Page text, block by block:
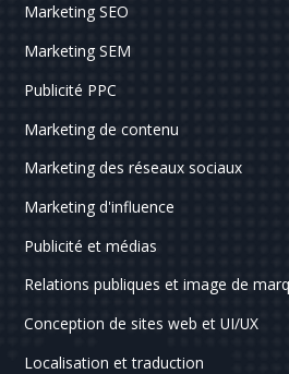
Marketing SEO
Marketing SEM
Publicité PPC
Marketing de contenu
Marketing des réseaux sociaux
Marketing d'influence
Publicité et médias
Relations publiques et image de
Conception de sites web et UI/UX
Localisation et traduction